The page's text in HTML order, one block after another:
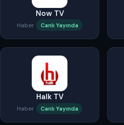
Now TV
Haber Canlı Yayında
Halk TV
Haber Canlı Yayında